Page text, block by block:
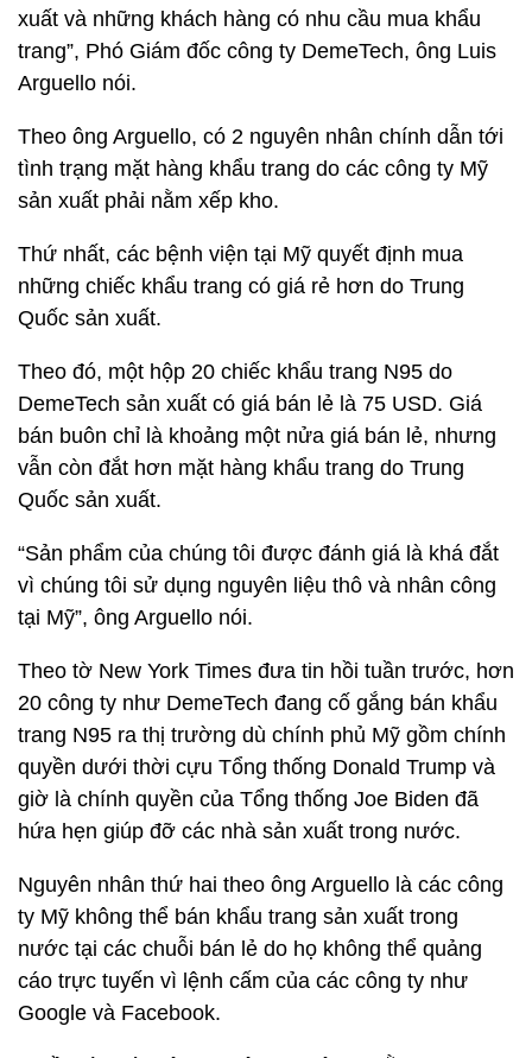
xuất và những khách hàng có nhu cầu mua khẩu
trang”, Phó Giám đốc công ty DemeTech, ông Luis
Arguello nói.
Theo ông Arguello, có 2 nguyên nhân chính dẫn tới
tình trạng mặt hàng khẩu trang do các công ty Mỹ
sản xuất phải nằm xếp kho.
Thứ nhất, các bệnh viện tại Mỹ quyết định mua
những chiếc khẩu trang có giá rẻ hơn do Trung
Quốc sản xuất.
Theo đó, một hộp 20 chiếc khẩu trang N95 do
DemeTech sản xuất có giá bán lẻ là 75 USD. Giá
bán buôn chỉ là khoảng một nửa giá bán lẻ, nhưng
vẫn còn đắt hơn mặt hàng khẩu trang do Trung
Quốc sản xuất.
“Sản phẩm của chúng tôi được đánh giá là khá đắt
vì chúng tôi sử dụng nguyên liệu thô và nhân công
tại Mỹ”, ông Arguello nói.
Theo tờ New York Times đưa tin hồi tuần trước, hơn
20 công ty như DemeTech đang cố gắng bán khẩu
trang N95 ra thị trường dù chính phủ Mỹ gồm chính
quyền dưới thời cựu Tổng thống Donald Trump và
giờ là chính quyền của Tổng thống Joe Biden đã
hứa hẹn giúp đỡ các nhà sản xuất trong nước.
Nguyên nhân thứ hai theo ông Arguello là các công
ty Mỹ không thể bán khẩu trang sản xuất trong
nước tại các chuỗi bán lẻ do họ không thể quảng
cáo trực tuyến vì lệnh cấm của các công ty như
Google và Facebook.